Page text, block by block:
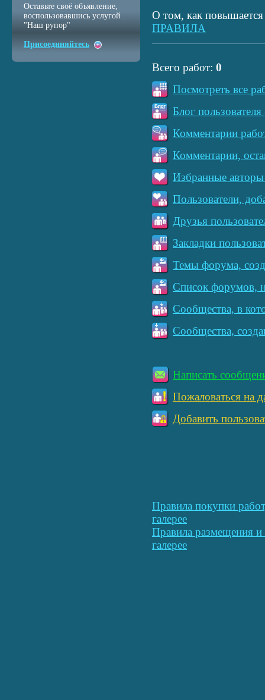
О том, как повышается
ПРАВИЛА
Всего работ: 0
Посмотреть все
Блог
Комментарии
Комментарии,
Избранные авторы
Пользователи,
Друзья
Закладки
Темы форума,
Список форумов,
Сообщества, в
Сообщества,
Написать
Пожаловаться на
Добавить
Правила покупки
галерее
Правила размещения
галерее
Оставьте своё объявление,
воспользовавшись услугой
"Наш рупор"
Присоединяйтесь